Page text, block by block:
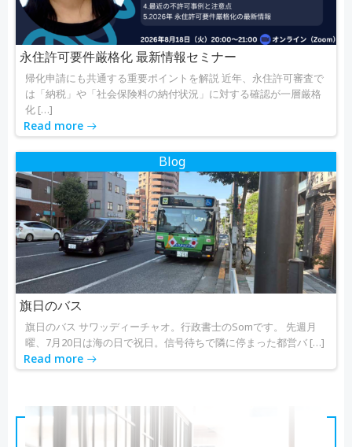
永住許可要件厳格化 最新情報セミナー
帰化申請にも共通する重要ポイントを解説 近年、永住許可審査で
は「納税」や「社会保険料の納付状況」に対する確認が一層厳格
化 […]
Read more
Blog
旗日のバス
旗日のバス サワッディーチャオ。行政書士のSomです。 先週月
曜、7月20日は海の日で祝日。信号待ちで隣に停まった都営バ […]
Read more